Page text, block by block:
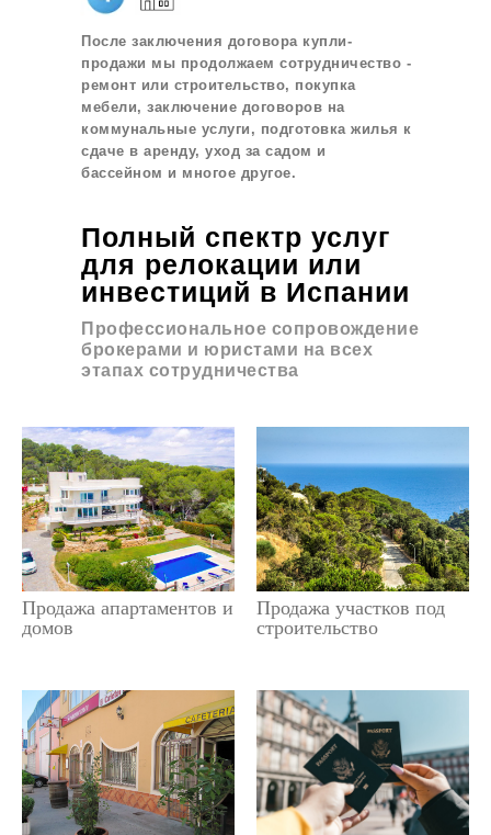
После заключения договора купли-
продажи мы продолжаем сотрудничество -
ремонт или строительство, покупка
мебели, заключение договоров на
коммунальные услуги, подготовка жилья к
сдаче в аренду, уход за садом и
бассейном и многое другое.
Полный спектр услуг
для релокации или
инвестиций в Испании
Профессиональное сопровождение
брокерами и юристами на всех
этапах сотрудничества
Продажа апартаментов и
домов
Продажа участков под
строительство